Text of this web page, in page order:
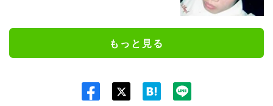
もっと見る